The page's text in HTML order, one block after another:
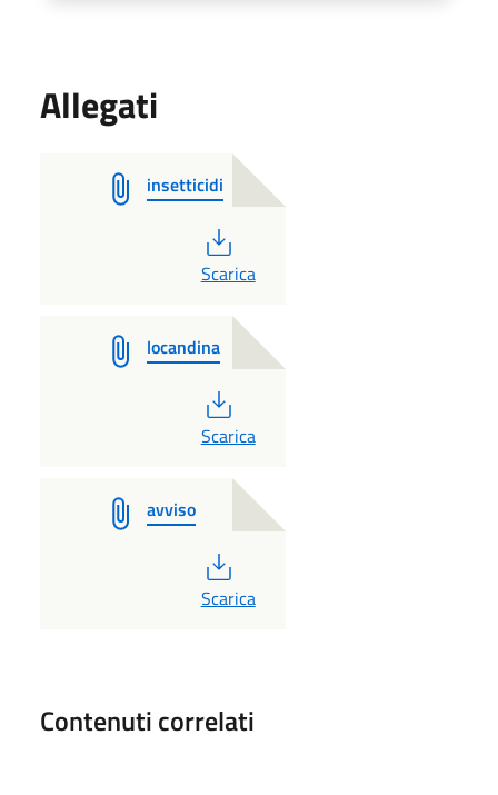
Allegati
insetticidi
PDF
Scarica
locandina
PDF
Scarica
avviso
PDF
Scarica
Contenuti correlati